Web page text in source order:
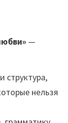
—
структура,
нельзя